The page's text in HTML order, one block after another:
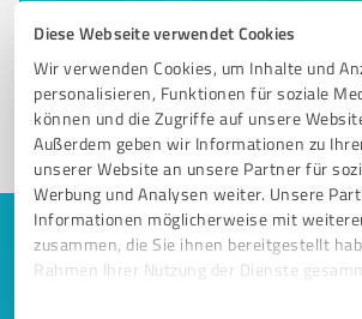
Diese Webseite verwendet Cookies
Wir verwenden Cookies, um Inhalte und
personalisieren, Funktionen für soziale
können und die Zugriffe auf unsere
Außerdem geben wir Informationen zu
unserer Website an unsere Partner für
Werbung und Analysen weiter. Unsere
Informationen möglicherweise mit
zusammen, die Sie ihnen bereitgestellt
Rahmen Ihrer Nutzung der Dienste
Kunden empfohlener ProvenExpert!
Keine Zeit für lange
Mails? Jetzt Angebote